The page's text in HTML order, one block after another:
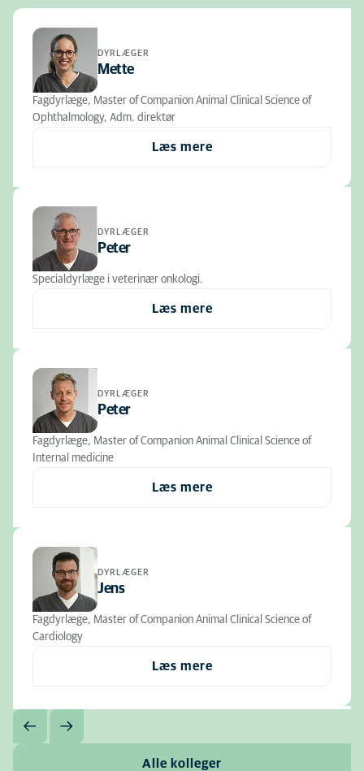
DYRLÆGER
Mette
Fagdyrlæge, Master of Companion Animal Clinical Science of
Ophthalmology, Adm. direktør
Læs mere
DYRLÆGER
Peter
Specialdyrlæge i veterinær onkologi.
Læs mere
DYRLÆGER
Peter
Fagdyrlæge, Master of Companion Animal Clinical Science of
Internal medicine
Læs mere
DYRLÆGER
Jens
Fagdyrlæge, Master of Companion Animal Clinical Science of
Cardiology
Læs mere
Alle kolleger